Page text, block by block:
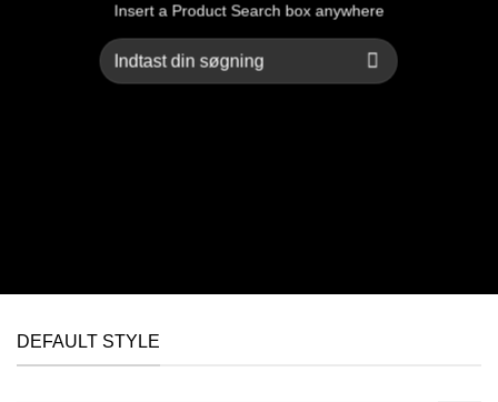
Insert a Product Search box anywhere
Søg
efter:
DEFAULT STYLE